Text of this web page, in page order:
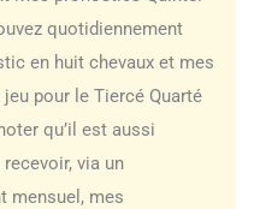
quotidiennement
en huit chevaux et mes
pour le Tiercé Quarté
qu’il est aussi
via un
mensuel, mes